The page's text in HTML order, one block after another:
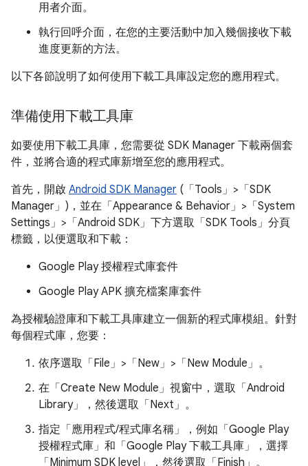
用者介面。
執行回呼介面，在您的主要活動中加入幾個接收下載
進度更新的方法。
以下各節說明了如何使用下載工具庫設定您的應用程式。
準備使用下載工具庫
如要使用下載工具庫，您需要從 SDK Manager 下載兩個套
件，並將合適的程式庫新增至您的應用程式。
首先，開啟 Android SDK Manager (「Tools」>「SDK
Manager」 )，並在「Appearance & Behavior」>「System
Settings」>「Android SDK」下方選取「SDK Tools」分頁
標籤，以便選取和下載：
Google Play 授權程式庫套件
Google Play APK 擴充檔案庫套件
為授權驗證庫和下載工具庫建立一個新的程式庫模組。針對
每個程式庫，您要：
依序選取「File」>「New」>「New Module」 。
在「Create New Module」 視窗中，選取「Android
Library」
，然後選取「Next」 。
指定「應用程式/程式庫名稱」
，例如「Google Play
授權程式庫」和「Google Play 下載工具庫」，選擇
「Minimum SDK level」
，然後選取「Finish」 。